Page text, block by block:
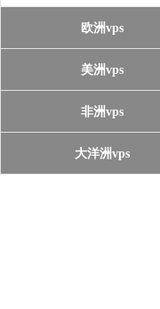
欧洲vps
美洲vps
非洲vps
大洋洲vps